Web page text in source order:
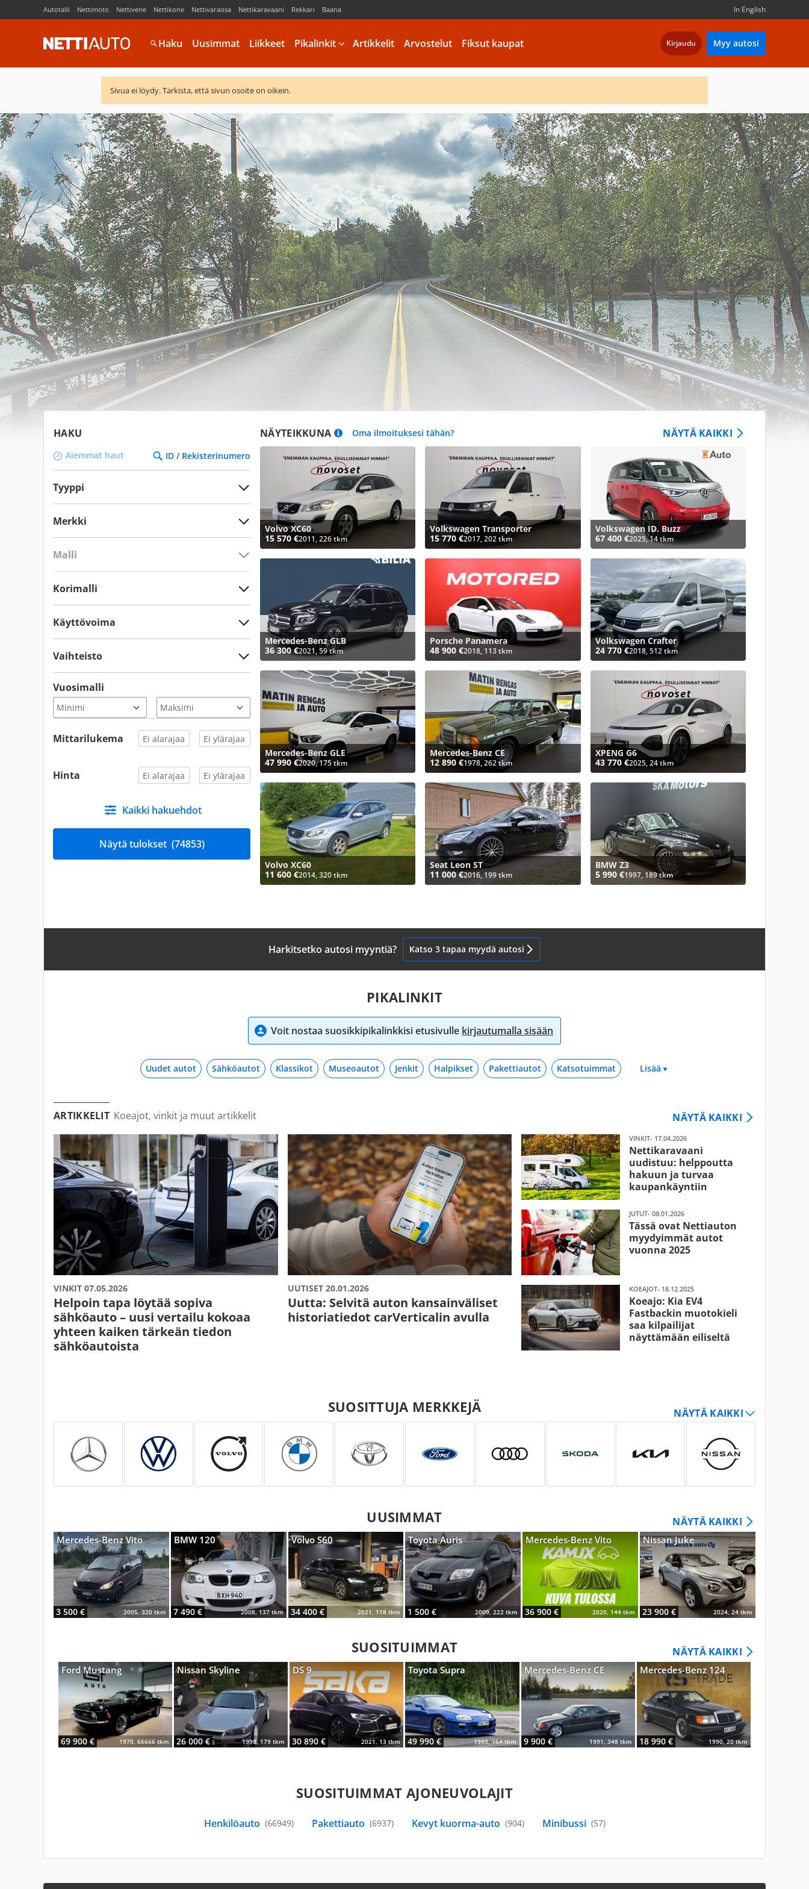
Autotalli Nettimoto Nettivene Nettikone Nettivaraosa Nettikaravaani Rekkari Baana In English
Haku Uusimmat Liikkeet Pikalinkit Artikkelit Arvostelut Fiksut kaupat Kirjaudu Myy autosi
Sivua ei löydy. Tarkista, että sivun osoite on oikein.
HAKU
Aiemmat haut ID / Rekisterinumero
Tyyppi
Merkki
Malli
Korimalli
Käyttövoima
Vaihteisto
Vuosimalli
Mittarilukema
Hinta
Kaikki hakuehdot
Näytä tulokset (74853)
NÄYTEIKKUNA Oma ilmoituksesi tähän? NÄYTÄ KAIKKI
Volvo XC60
15 570 €2011, 226 tkm
Volkswagen Transporter
15 770 €2017, 202 tkm
Volkswagen ID. Buzz
67 400 €2025, 14 tkm
Mercedes-Benz GLB
36 300 €2021, 59 tkm
Porsche Panamera
48 900 €2018, 113 tkm
Volkswagen Crafter
24 770 €2018, 512 tkm
Mercedes-Benz GLE
47 990 €2020, 175 tkm
Mercedes-Benz CE
12 890 €1978, 262 tkm
XPENG G6
43 770 €2025, 24 tkm
Volvo XC60
11 600 €2014, 320 tkm
Seat Leon ST
11 000 €2016, 199 tkm
BMW Z3
5 990 €1997, 189 tkm
Harkitsetko autosi myyntiä? Katso 3 tapaa myydä autosi
PIKALINKIT
Voit nostaa suosikkipikalinkkisi etusivulle kirjautumalla sisään
Uudet autot Sähköautot Klassikot Museoautot Jenkit Halpikset Pakettiautot Katsotuimmat
ARTIKKELIT Koeajot, vinkit ja muut artikkelit NÄYTÄ KAIKKI
VINKIT 07.05.2026
Helpoin tapa löytää sopiva
sähköauto – uusi vertailu kokoaa
yhteen kaiken tärkeän tiedon
sähköautoista
UUTISET 20.01.2026
Uutta: Selvitä auton kansainväliset
historiatiedot carVerticalin avulla
VINKIT- 17.04.2026
Nettikaravaani
uudistuu: helppoutta
hakuun ja turvaa
kaupankäyntiin
JUTUT- 08.01.2026
Tässä ovat Nettiauton
myydyimmät autot
vuonna 2025
KOEAJOT- 18.12.2025
Koeajo: Kia EV4
Fastbackin muotokieli
saa kilpailijat
näyttämään eiliseltä
SUOSITTUJA MERKKEJÄ
UUSIMMAT NÄYTÄ KAIKKI
Mercedes-Benz Vito
3 500 € 2005, 320 tkm
BMW 120
7 490 € 2008, 137 tkm
Volvo S60
34 400 € 2021, 118 tkm
Toyota Auris
1 500 € 2009, 222 tkm
Mercedes-Benz Vito
36 900 € 2020, 144 tkm
Nissan Juke
23 900 € 2024, 24 tkm
SUOSITUIMMAT NÄYTÄ KAIKKI
Ford Mustang
69 900 € 1970, 66666 tkm
Nissan Skyline
26 000 € 1998, 179 tkm
DS 9
30 890 € 2021, 13 tkm
Toyota Supra
49 990 € 1993, 164 tkm
Mercedes-Benz CE
9 900 € 1991, 348 tkm
Mercedes-Benz 124
18 990 € 1990, 20 tkm
SUOSITUIMMAT AJONEUVOLAJIT
(66949) (6937) (904) (57)